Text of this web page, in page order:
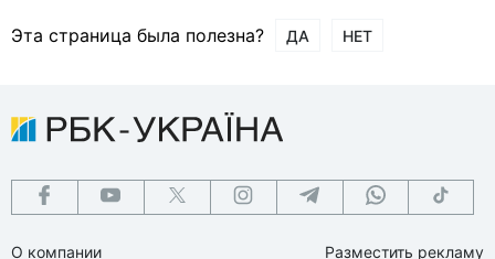
Эта страница была полезна? ДА НЕТ
О компании
Разместить рекламу